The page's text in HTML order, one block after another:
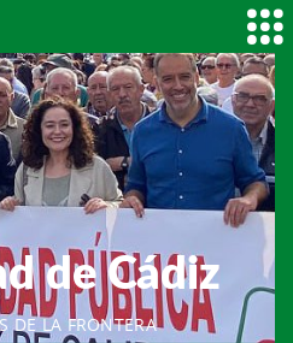
de Cádiz
DE LA FRONTERA